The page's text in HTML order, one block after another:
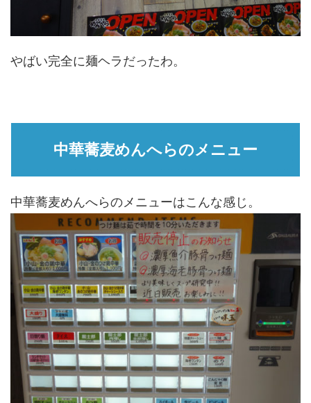
やばい完全に麺ヘラだったわ。
中華蕎麦めんへらのメニュー
中華蕎麦めんへらのメニューはこんな感じ。